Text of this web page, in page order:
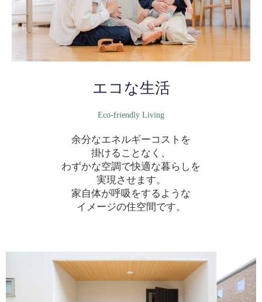
エコな生活
Eco-friendly Living
余分なエネルギーコストを
掛けることなく、
わずかな空調で快適な暮らしを
実現させます。
家自体が呼吸をするような
イメージの住空間です。